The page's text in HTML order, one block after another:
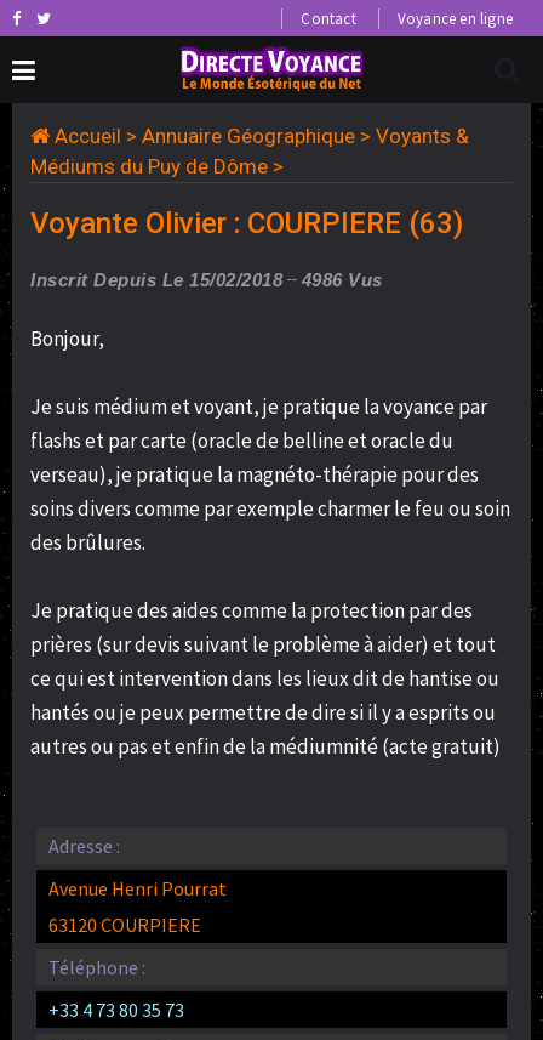
Contact Voyance en ligne
Accueil > Annuaire Géographique > Voyants &
Médiums du Puy de Dôme >
Voyante Olivier : COURPIERE (63)
Inscrit Depuis Le 15/02/2018 4986 Vus
Bonjour,
Je suis médium et voyant, je pratique la voyance par
flashs et par carte (oracle de belline et oracle du
verseau), je pratique la magnéto-thérapie pour des
soins divers comme par exemple charmer le feu ou soin
des brûlures.
Je pratique des aides comme la protection par des
prières (sur devis suivant le problème à aider) et tout
ce qui est intervention dans les lieux dit de hantise ou
hantés ou je peux permettre de dire si il y a esprits ou
autres ou pas et enfin de la médiumnité (acte gratuit)
Adresse :
Avenue Henri Pourrat
63120 COURPIERE
Téléphone :
+33 4 73 80 35 73